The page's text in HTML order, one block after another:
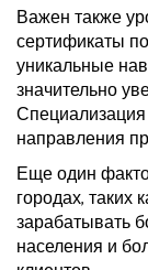
Важен также
сертификаты
уникальные
значительно
направления
Еще один
городах, таких
зарабатывать
населения и